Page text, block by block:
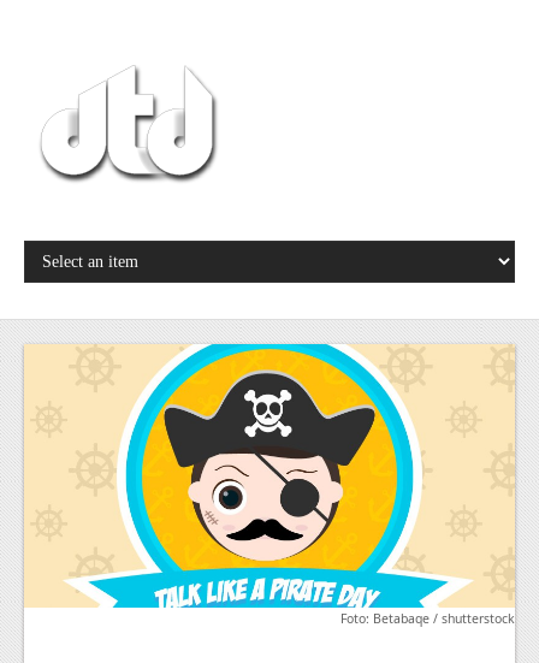
Foto: Betabaqe / shutterstock